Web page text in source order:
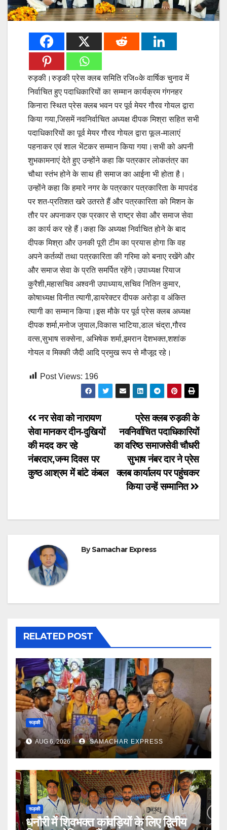
रुड़की।रुड़की प्रेस क्लब समिति रजि०के वार्षिक चुनाव में
निर्वाचित हुए पदाधिकारियों का सम्मान कार्यक्रम गंगनहर
किनारा स्थित प्रेस क्लब भवन पर पूर्व मेयर गौरव गोयल द्वारा
किया गया,जिसमें नवनिर्वाचित अध्यक्ष दीपक मिश्रा सहित सभी
पदाधिकारियों का पूर्व मेयर गौरव गोयल द्वारा फूल-मालाएं
पहनाकर एवं शाल भेंटकर सम्मान किया गया।सभी को अपनी
शुभकामनाएं देते हुए उन्होंने कहा कि पत्रकार लोकतंत्र का
चौथा स्तंभ होने के साथ ही समाज का आईना भी होता है।
उन्होंने कहा कि हमारे नगर के पत्रकार पत्रकारिता के मापदंड
पर शत-प्रतिशत खरे उतरते हैं और पत्रकारिता को मिशन के
तौर पर अपनाकर एक प्रकार से राष्ट्र सेवा और समाज सेवा
का कार्य कर रहे हैं।कहा कि अध्यक्ष निर्वाचित होने के बाद
दीपक मिश्रा और उनकी पूरी टीम का प्रयास होगा कि वह
अपने कर्तव्यों तथा पत्रकारिता की गरिमा को बनाए रखेंगे और
और समाज सेवा के प्रति समर्पित रहेंगे।उपाध्यक्ष रियाज
कुरैशी,महासचिव अश्वनी उपाध्याय,सचिव नितिन कुमार,
कोषाध्यक्ष विनीत त्यागी,डायरेक्टर दीपक अरोड़ा व अंकित
त्यागी का सम्मान किया।इस मौके पर पूर्व प्रेस क्लब अध्यक्ष
दीपक शर्मा,मनोज जुयाल,विकास भाटिया,डाल चंद्रा,गौरव
वत्स,सुभाष सक्सेना, अभिषेक शर्मा,इमरान देशभक्त,शशांक
गोयल व मिक्की जैदी आदि प्रमुख रूप से मौजूद रहे।
Post Views: 196
Post
navigation
प्रेस क्लब रुड़की के
नवनिर्वाचित पदाधिकारियों
का वरिष्ठ समाजसेवी चौधरी
सुभाष नंबर दार ने प्रेस
क्लब कार्यालय पर पहुंचकर
किया उन्हें सम्मानित
नर सेवा को नारायण
सेवा मानकर दीन-दुखियों
की मदद कर रहे
नंबरदार,जन्म दिवस पर
कुष्ठ आश्रम में बांटे कंबल
BySamachar Express
RELATED POST
रूड़की
AUG 6, 2026 SAMACHAR EXPRESS
रूड़की
धनौरी में शिवभक्त कांवड़ियों के लिए द्वितीय